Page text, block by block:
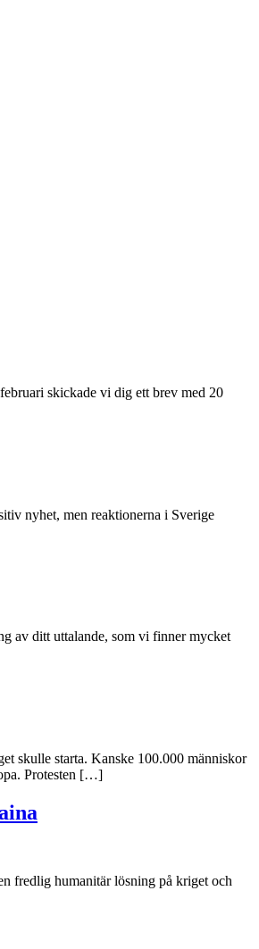
skickade vi dig ett brev med 20
nyhet, men reaktionerna i Sverige
av ditt uttalande, som vi finner mycket
skulle starta. Kanske 100.000 människor
Protesten […]
fredlig humanitär lösning på kriget och